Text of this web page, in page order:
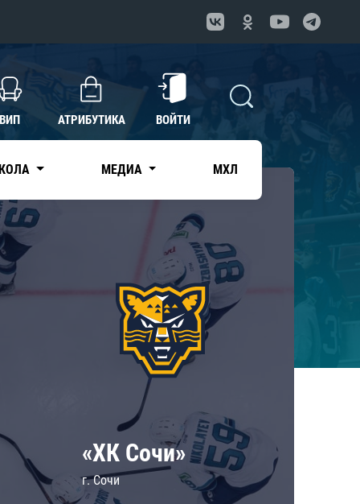
ВИП АТРИБУТИКА ВОЙТИ
МЕДИА МХЛ
«ХК Сочи»
г. Сочи